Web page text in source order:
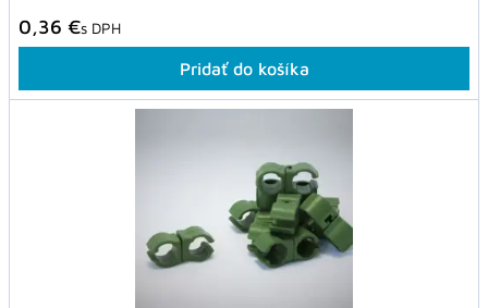
0,36 €s DPH
Pridať do košíka